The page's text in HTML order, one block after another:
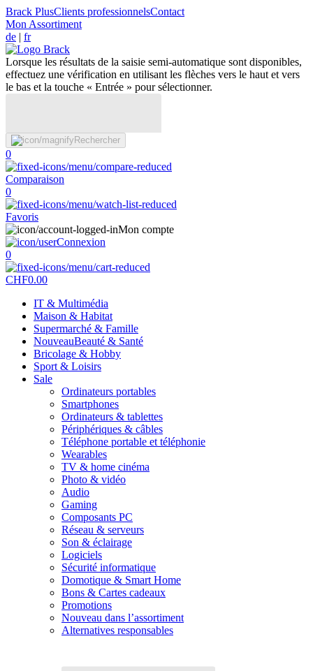
Brack PlusClients professionnelsContact
Mon Assortiment
de | fr
Lorsque les résultats de la saisie semi-automatique sont disponibles,
effectuez une vérification en utilisant les flèches vers le haut et vers
le bas et la touche « Entrée » pour sélectionner.
Rechercher
0
Comparaison
0
Favoris
Mon compte
Connexion
0
CHF0.00
IT & Multimédia
Maison & Habitat
Supermarché & Famille
NouveauBeauté & Santé
Bricolage & Hobby
Sport & Loisirs
Sale
Ordinateurs portables
Smartphones
Ordinateurs & tablettes
Périphériques & câbles
Téléphone portable et téléphonie
Wearables
TV & home cinéma
Photo & vidéo
Audio
Gaming
Composants PC
Réseau & serveurs
Son & éclairage
Logiciels
Sécurité informatique
Domotique & Smart Home
Bons & Cartes cadeaux
Promotions
Nouveau dans l’assortiment
Alternatives responsables